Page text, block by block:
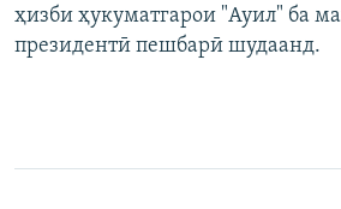
ҳизби ҳукуматгарои "Ауил" ба
президентӣ пешбарӣ шудаанд.